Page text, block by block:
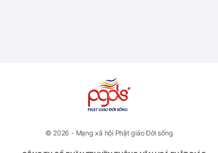
© 2026 - Mạng xã hội Phật giáo Đời sống